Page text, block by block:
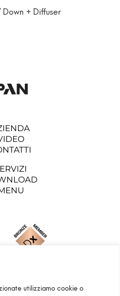
utilizziamo cookie o
+ Diffuser